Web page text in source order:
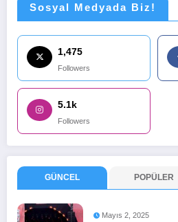
Sosyal Medyada Biz!
1,475
Followers
5.1k
Followers
GÜNCEL POPÜLER
Mayıs 2, 2025